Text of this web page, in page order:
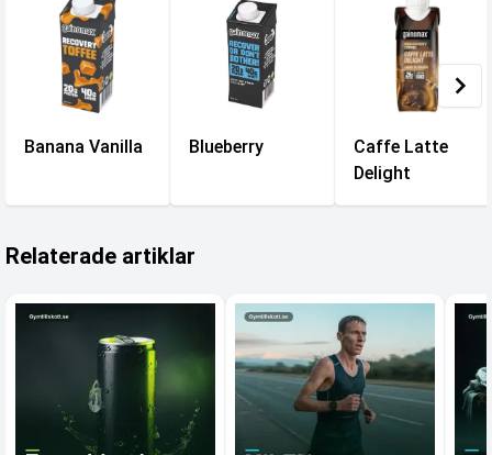
Banana Vanilla Blueberry
Caffe Latte
Delight
Relaterade artiklar